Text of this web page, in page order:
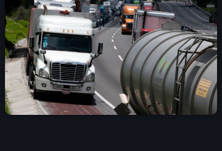
play_arrow LA CAMPESINA 104.5 FM
play_arrow LA CAMPESINA GEORGIA
INICIO